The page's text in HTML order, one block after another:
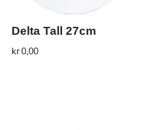
Delta Tall 27cm
kr0,00